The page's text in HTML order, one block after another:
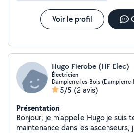
Voir le profil
Hugo Fierobe (HF Elec)
Électricien
Dampierre-les-Bois (Dampierre-
5/5 (2 avis)
Présentation
Bonjour, je m'appelle Hugo je suis
maintenance dans les ascenseurs,